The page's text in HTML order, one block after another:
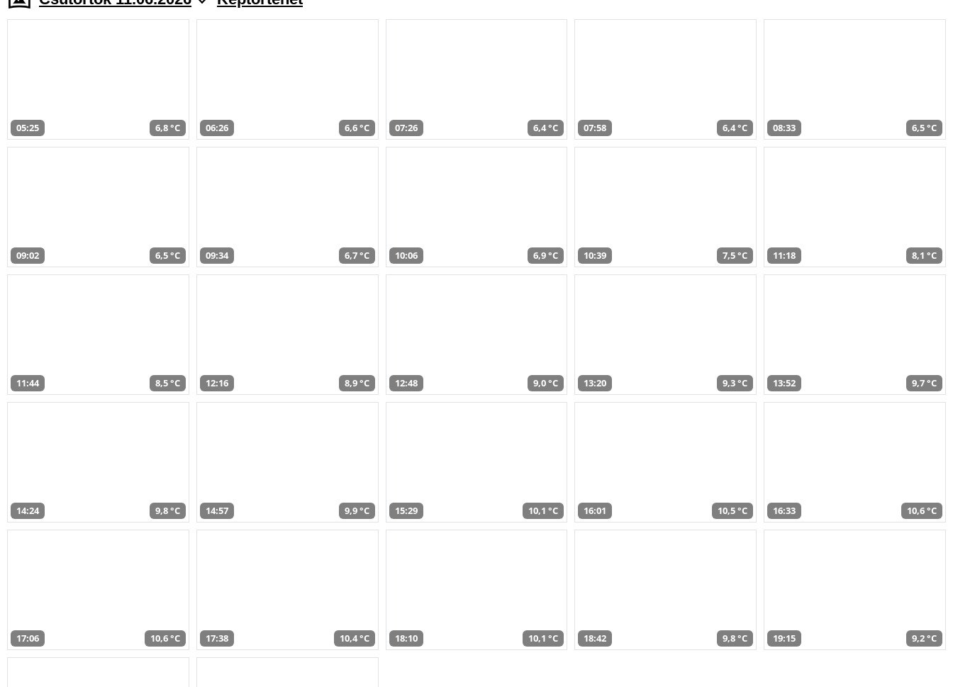
05:25 6,8 °C 06:26 6,6 °C 07:26 6,4 °C 07:58 6,4 °C 08:33 6,5 °C
09:02 6,5 °C 09:34 6,7 °C 10:06 6,9 °C 10:39 7,5 °C 11:18 8,1 °C
11:44 8,5 °C 12:16 8,9 °C 12:48 9,0 °C 13:20 9,3 °C 13:52 9,7 °C
14:24 9,8 °C 14:57 9,9 °C 15:29 10,1 °C 16:01 10,5 °C 16:33 10,6 °C
17:06 10,6 °C 17:38 10,4 °C 18:10 10,1 °C 18:42 9,8 °C 19:15 9,2 °C